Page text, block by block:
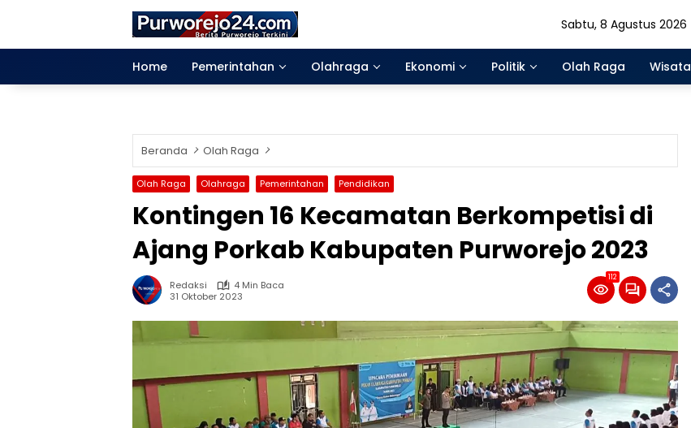
Sabtu, 8 Agustus 2026
Home Pemerintahan Olahraga Ekonomi Politik Olah Raga Wisata
Beranda Olah Raga
Olah Raga Olahraga Pemerintahan Pendidikan
Kontingen 16 Kecamatan Berkompetisi di
Ajang Porkab Kabupaten Purworejo 2023
Redaksi
4 Min Baca
31 Oktober 2023
112